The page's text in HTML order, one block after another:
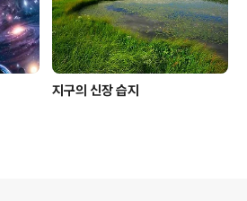
지구의 신장 습지